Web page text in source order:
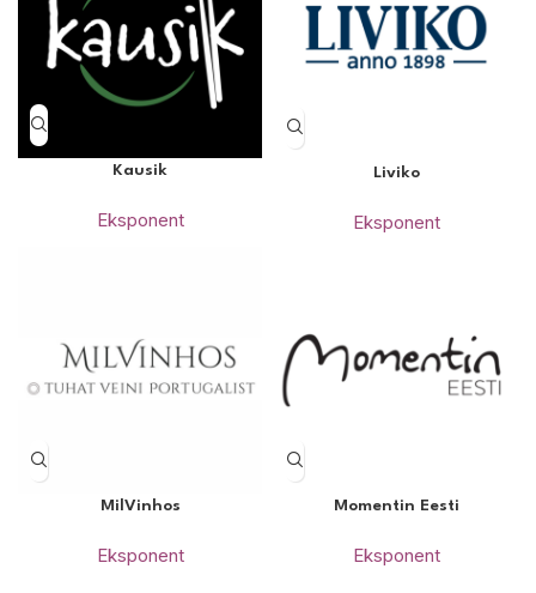
Kausik
Eksponent
Liviko
Eksponent
MilVinhos
Eksponent
Momentin Eesti
Eksponent